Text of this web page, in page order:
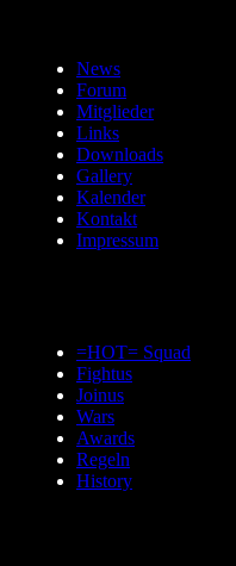
News
Forum
Mitglieder
Links
Downloads
Gallery
Kalender
Kontakt
Impressum
=HOT= Squad
Fightus
Joinus
Wars
Awards
Regeln
History